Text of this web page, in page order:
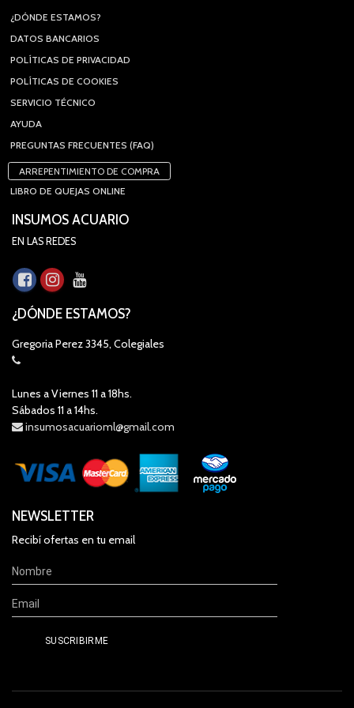
¿DÓNDE ESTAMOS?
DATOS BANCARIOS
POLÍTICAS DE PRIVACIDAD
POLÍTICAS DE COOKIES
SERVICIO TÉCNICO
AYUDA
PREGUNTAS FRECUENTES (FAQ)
ARREPENTIMIENTO DE COMPRA
LIBRO DE QUEJAS ONLINE
INSUMOS ACUARIO
EN LAS REDES
¿DÓNDE ESTAMOS?
Gregoria Perez 3345, Colegiales
Lunes a Viernes 11 a 18hs.
Sábados 11 a 14hs.
insumosacuarioml@gmail.com
NEWSLETTER
Recibí ofertas en tu email